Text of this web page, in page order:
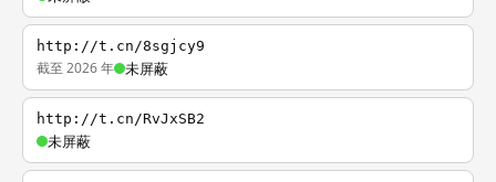
http://t.cn/8sgjcy9
截至 2026 年 未屏蔽
http://t.cn/RvJxSB2
未屏蔽